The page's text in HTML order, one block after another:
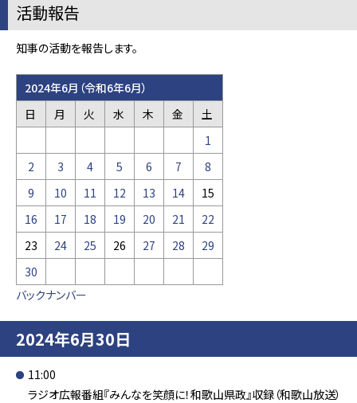
活動報告
知事の活動を報告します。
2024年6月（令和6年6月）
日
月 火 水 木 金
土
1
2
3 4 5 6 7
8
9
10 11 12 13 14
15
16
17 18 19 20 21
22
23
24 25 26 27 28
29
30
バックナンバー
2024年6月30日
11:00
ラジオ広報番組『みんなを笑顔に！和歌山県政』収録（和歌山放送）